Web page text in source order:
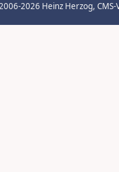
2026 Heinz Herzog,